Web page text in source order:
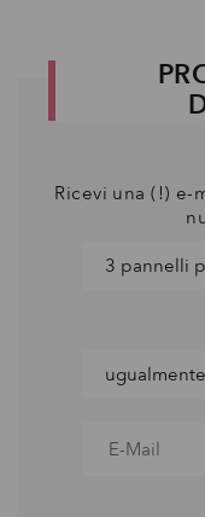
Ricevi una (!)